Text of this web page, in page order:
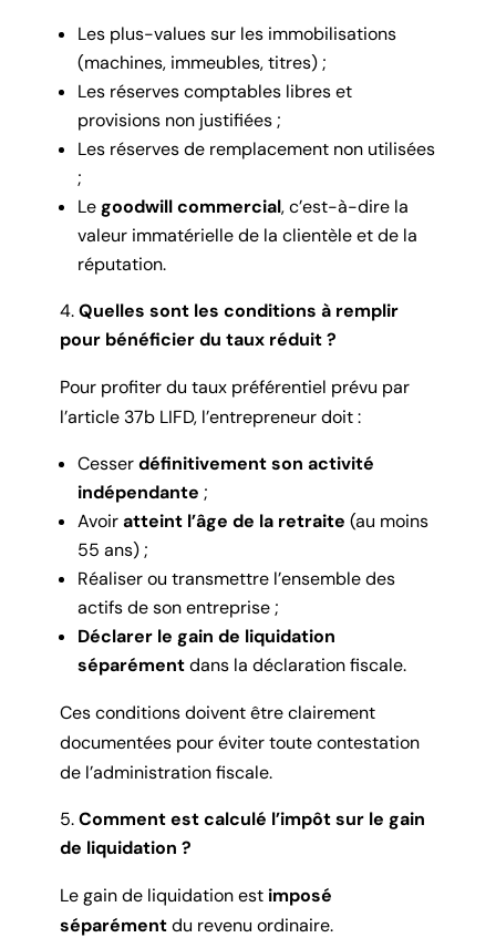
Les plus-values sur les immobilisations
(machines, immeubles, titres) ;
Les réserves comptables libres et
provisions non justifiées ;
Les réserves de remplacement non utilisées
;
Legoodwill commercial, c’est-à-dire la
valeur immatérielle de la clientèle et de la
réputation.
Quelles sont les conditions à remplir
pour bénéficier du taux réduit ?
Pour profiter du taux préférentiel prévu par
l’article 37b LIFD, l’entrepreneur doit :
Cesserdéfinitivement son activité
indépendante ;
Avoiratteint l’âge de la retraite (au moins
55 ans) ;
Réaliser ou transmettre l’ensemble des
actifs de son entreprise ;
Déclarer le gain de liquidation
séparémentdans la déclaration fiscale.
Ces conditions doivent être clairement
documentées pour éviter toute contestation
de l’administration fiscale.
Comment est calculé l’impôt sur le gain
de liquidation ?
Le gain de liquidation est imposé
séparémentdu revenu ordinaire.